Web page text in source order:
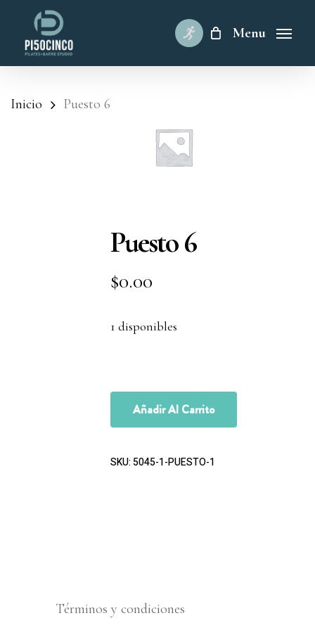
content
Menu
Inicio Puesto 6
Puesto 6
$0.00
1 disponibles
Añadir Al Carrito
SKU:5045-1-PUESTO-1
Términos y condiciones